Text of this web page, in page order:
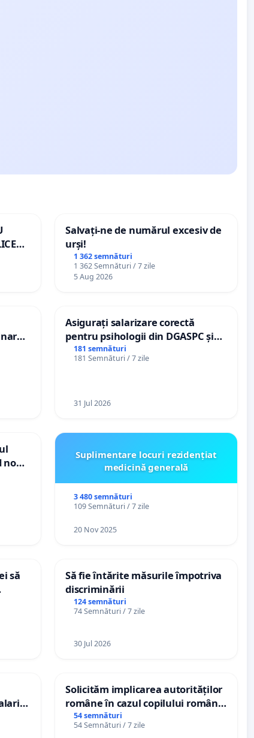
Salvați-ne de numărul excesiv de
urși!
1 362 semnături
1 362 Semnături / 7 zile
5 Aug 2026
Asigurați salarizare corectă
pentru psihologii din DGASPC și
spitale
181 semnături
181 Semnături / 7 zile
31 Jul 2026
noul
Suplimentare locuri rezidențiat
medicină generală
3 480 semnături
109 Semnături / 7 zile
20 Nov 2025
să
Să fie întărite măsurile împotriva
discriminării
124 semnături
74 Semnături / 7 zile
30 Jul 2026
Solicităm implicarea autorităților
române în cazul copilului român
Wiliam Kristian Gheorghe, aflat în
plasament în Danemarca de 12
54 semnături
54 Semnături / 7 zile